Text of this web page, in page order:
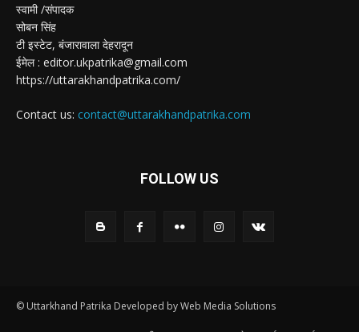
स्वामी /संपादक
सोबन सिंह
टी इस्टेट, बंजारावाला देहरादून
ईमेल : editor.ukpatrika@gmail.com
https://uttarakhandpatrika.com/
Contact us: contact@uttarakhandpatrika.com
FOLLOW US
© Uttarkhand Patrika Developed by Web Media Solutions